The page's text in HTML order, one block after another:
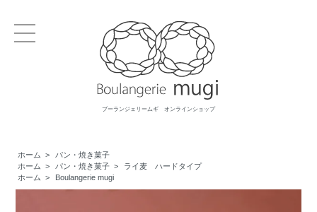
ブーランジェリームギ オンラインショップ
ホーム >
パン・焼き菓子
ホーム > パン・焼き菓子 >
ライ麦 ハードタイプ
ホーム > Boulangerie mugi